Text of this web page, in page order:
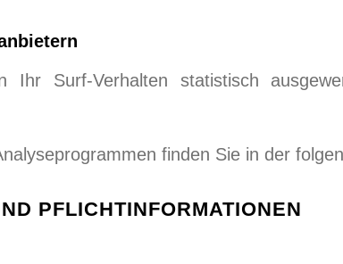
Ihr Surf-Verhalten statistisch
finden Sie in der
PFLICHT­INFORMATIONEN